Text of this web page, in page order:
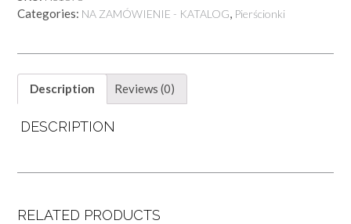
Categories: NA ZAMÓWIENIE - KATALOG, Pierścionki
Description Reviews (0)
DESCRIPTION
RELATED PRODUCTS